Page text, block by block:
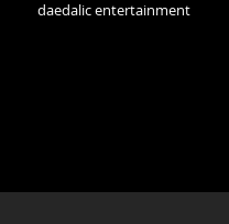
daedalic entertainment